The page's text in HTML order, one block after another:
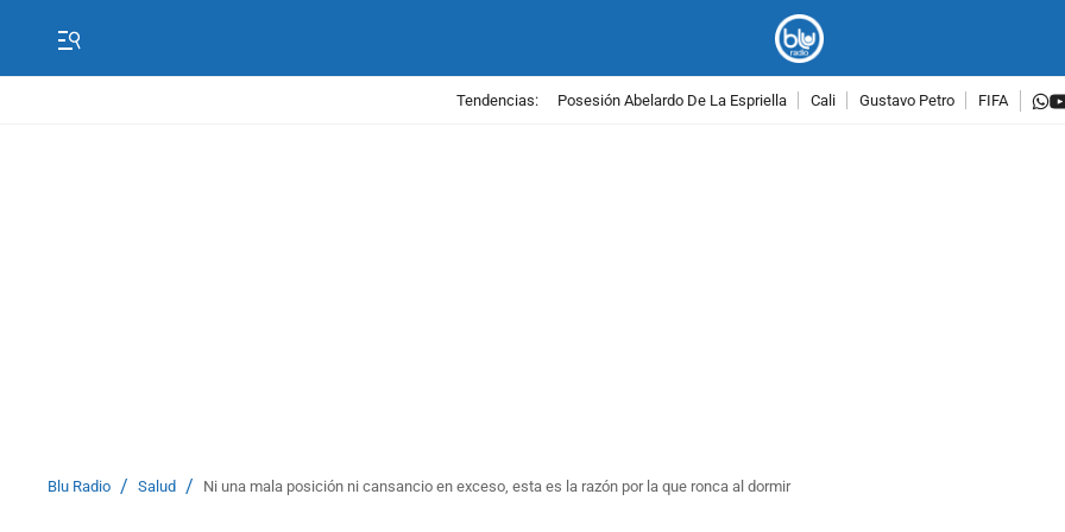
Tendencias: Posesión Abelardo De La Espriella Cali Gustavo Petro FIFA
Blu Radio / Salud / Ni una mala posición ni cansancio en exceso, esta es la razón por la que ronca al dormir